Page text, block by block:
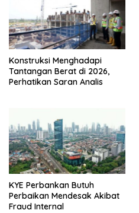
Konstruksi Menghadapi
Tantangan Berat di 2026,
Perhatikan Saran Analis
KYE Perbankan Butuh
Perbaikan Mendesak Akibat
Fraud Internal